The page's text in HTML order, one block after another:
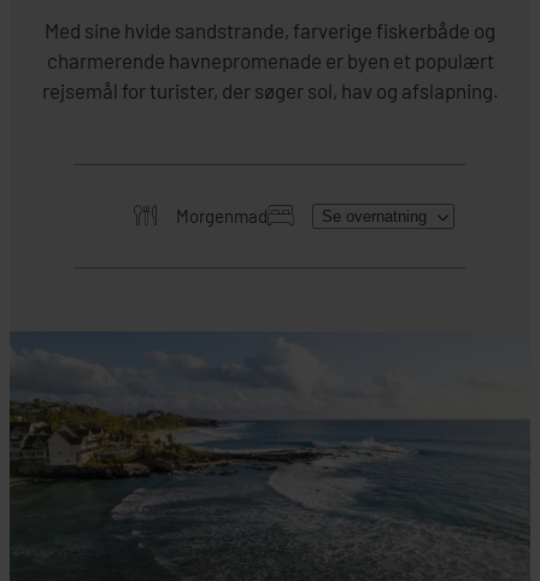
Hotel Le Vieux Cep
+
Med sine hvide sandstrande, farverige fiskerbåde og
charmerende havnepromenade er byen et populært
rejsemål for turister, der søger sol, hav og afslapning.
Morgenmad Se overnatning